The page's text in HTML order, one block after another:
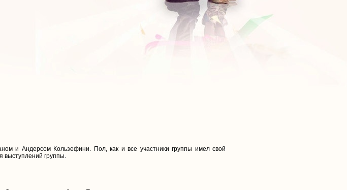
и Андерсом Кользефини. Пол, как и все участники группы имел свой
выступлений группы.